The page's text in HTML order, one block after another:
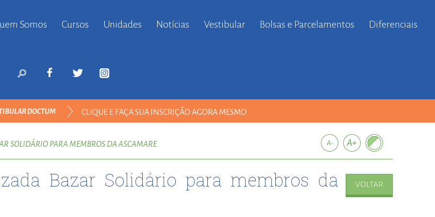
Somos
Cursos Unidades Notícias Vestibular Bolsas e Parcelamentos Diferenciais
DOCTUM CLIQUE E FAÇA SUA INSCRIÇÃO AGORA MESMO
SOLIDÁRIO PARA MEMBROS DA ASCAMARE
ADMINISTRAÇÃO
Bazar Solidário para membros da
VOLTAR